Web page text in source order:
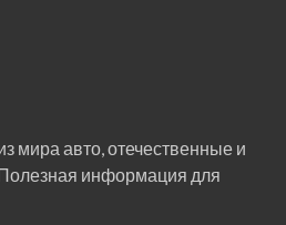
мира авто, отечественные и
информация для